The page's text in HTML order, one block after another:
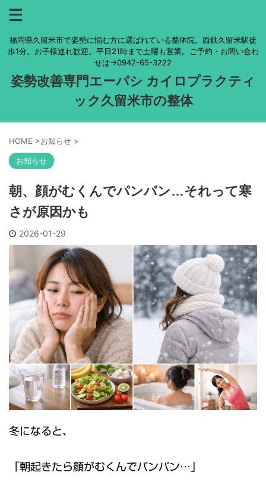
福岡県久留米市で姿勢に悩む方に選ばれている整体院。西鉄久留米駅徒
歩1分。お子様連れ歓迎。平日21時まで土曜も営業。ご予約・お問い合わ
せは→0942-65-3222
姿勢改善専門エーパシ カイロプラクティ
ック久留米市の整体
HOME >お知らせ >
お知らせ
朝、顔がむくんでパンパン…それって寒
さが原因かも
2026-01-29
冬になると、
「朝起きたら顔がむくんでパンパン…」